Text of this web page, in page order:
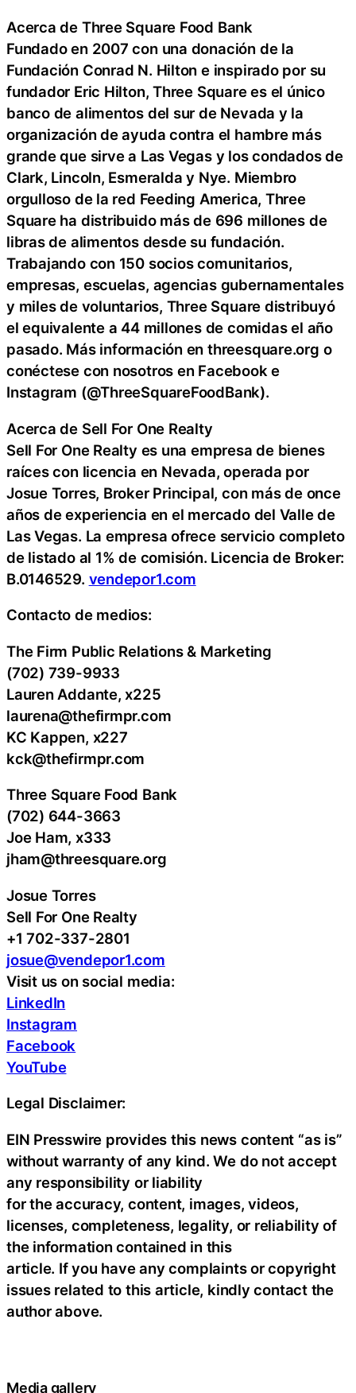
Acerca de Three Square Food Bank
Fundado en 2007 con una donación de la
Fundación Conrad N. Hilton e inspirado por su
fundador Eric Hilton, Three Square es el único
banco de alimentos del sur de Nevada y la
organización de ayuda contra el hambre más
grande que sirve a Las Vegas y los condados de
Clark, Lincoln, Esmeralda y Nye. Miembro
orgulloso de la red Feeding America, Three
Square ha distribuido más de 696 millones de
libras de alimentos desde su fundación.
Trabajando con 150 socios comunitarios,
empresas, escuelas, agencias gubernamentales
y miles de voluntarios, Three Square distribuyó
el equivalente a 44 millones de comidas el año
pasado. Más información en threesquare.org o
conéctese con nosotros en Facebook e
Instagram (@ThreeSquareFoodBank).
Acerca de Sell For One Realty
Sell For One Realty es una empresa de bienes
raíces con licencia en Nevada, operada por
Josue Torres, Broker Principal, con más de once
años de experiencia en el mercado del Valle de
Las Vegas. La empresa ofrece servicio completo
de listado al 1% de comisión. Licencia de Broker:
B.0146529. vendepor1.com
Contacto de medios:
The Firm Public Relations & Marketing
(702) 739-9933
Lauren Addante, x225
laurena@thefirmpr.com
KC Kappen, x227
kck@thefirmpr.com
Three Square Food Bank
(702) 644-3663
Joe Ham, x333
jham@threesquare.org
Josue Torres
Sell For One Realty
+1 702-337-2801
josue@vendepor1.com
Visit us on social media:
LinkedIn
Instagram
Facebook
YouTube
Legal Disclaimer:
EIN Presswire provides this news content “as is”
without warranty of any kind. We do not accept
any responsibility or liability
for the accuracy, content, images, videos,
licenses, completeness, legality, or reliability of
the information contained in this
article. If you have any complaints or copyright
issues related to this article, kindly contact the
author above.
Media gallery